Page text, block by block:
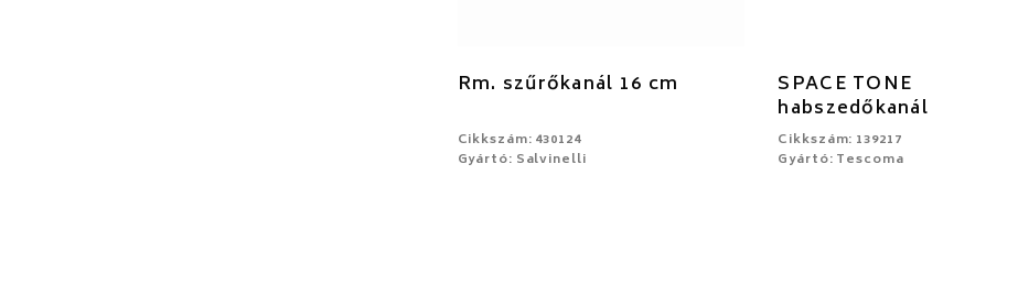
Rm. szűrőkanál 16 cm
Cikkszám: 430124
Gyártó: Salvinelli
SPACE TONE
habszedőkanál
Cikkszám: 139217
Gyártó: Tescoma